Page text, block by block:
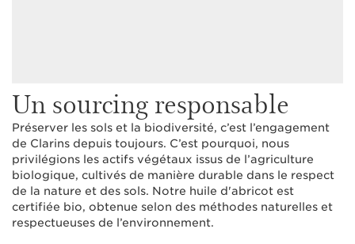
Un sourcing responsable
Préserver les sols et la biodiversité, c’est l’engagement
de Clarins depuis toujours. C’est pourquoi, nous
privilégions les actifs végétaux issus de l’agriculture
biologique, cultivés de manière durable dans le respect
de la nature et des sols. Notre huile d'abricot est
certifiée bio, obtenue selon des méthodes naturelles et
respectueuses de l’environnement.